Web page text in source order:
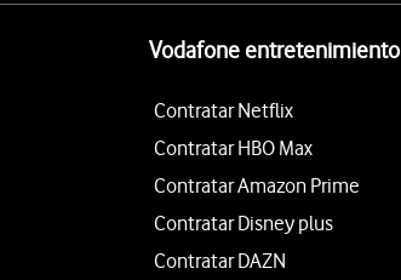
Vodafone entretenimiento
Contratar Netflix
Contratar HBO Max
Contratar Amazon Prime
Contratar Disney plus
Contratar DAZN